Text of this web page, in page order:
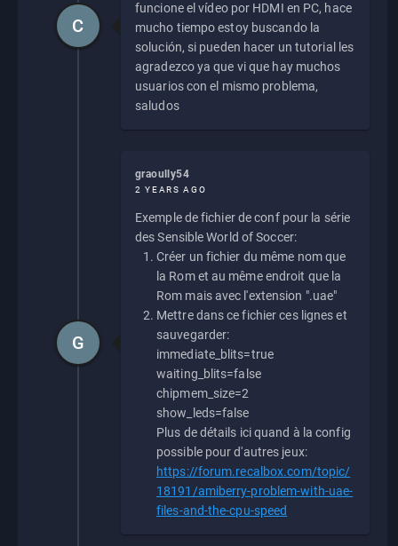
funcione el vídeo por HDMI en PC, hace
mucho tiempo estoy buscando la
solución, si pueden hacer un tutorial les
agradezco ya que vi que hay muchos
usuarios con el mismo problema,
saludos
C
graoully54
2 YEARS AGO
Exemple de fichier de conf pour la série
des Sensible World of Soccer:
Créer un fichier du même nom que
la Rom et au même endroit que la
Rom mais avec l'extension ".uae"
Mettre dans ce fichier ces lignes et
sauvegarder:
immediate_blits=true
waiting_blits=false
chipmem_size=2
show_leds=false
Plus de détails ici quand à la config
possible pour d'autres jeux:
https://forum.recalbox.com/topic/
18191/amiberry-problem-with-uae-
files-and-the-cpu-speed
G